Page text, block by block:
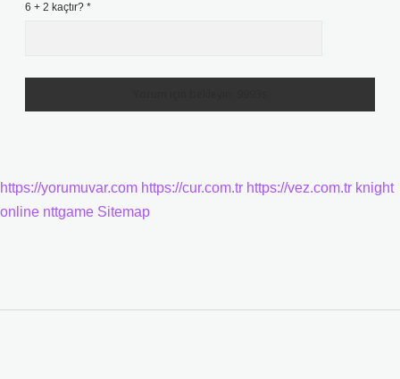
6 + 2 kaçtır? *
https://yorumuvar.com https://cur.com.tr https://vez.com.tr knight
online nttgame Sitemap